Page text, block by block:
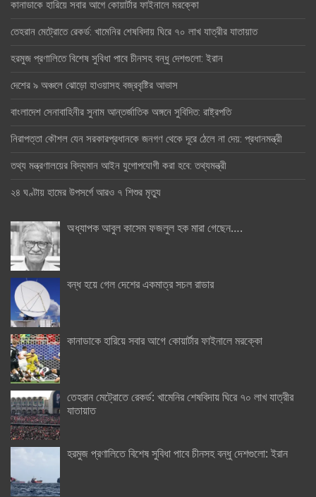
কানাডাকে হারিয়ে সবার আগে কোয়ার্টার ফাইনালে মরক্কো
তেহরান মেট্রোতে রেকর্ড: খামেনির শেষবিদায় ঘিরে ৭০ লাখ যাত্রীর যাতায়াত
হরমুজ প্রণালিতে বিশেষ সুবিধা পাবে চীনসহ বন্ধু দেশগুলো: ইরান
দেশের ৯ অঞ্চলে ঝোড়ো হাওয়াসহ বজ্রবৃষ্টির আভাস
বাংলাদেশ সেনাবাহিনীর সুনাম আন্তর্জাতিক অঙ্গনে সুবিদিত: রাষ্ট্রপতি
নিরাপত্তা কৌশল যেন সরকারপ্রধানকে জনগণ থেকে দূরে ঠেলে না দেয়: প্রধানমন্ত্রী
তথ্য মন্ত্রণালয়ের বিদ্যমান আইন যুগোপযোগী করা হবে: তথ্যমন্ত্রী
২৪ ঘণ্টায় হামের উপসর্গে আরও ৭ শিশুর মৃত্যু
অধ্যাপক আবুল কাসেম ফজলুল হক মারা গেছেন….
বন্ধ হয়ে গেল দেশের একমাত্র সচল রাডার
কানাডাকে হারিয়ে সবার আগে কোয়ার্টার ফাইনালে মরক্কো
তেহরান মেট্রোতে রেকর্ড: খামেনির শেষবিদায় ঘিরে ৭০ লাখ যাত্রীর
যাতায়াত
হরমুজ প্রণালিতে বিশেষ সুবিধা পাবে চীনসহ বন্ধু দেশগুলো: ইরান